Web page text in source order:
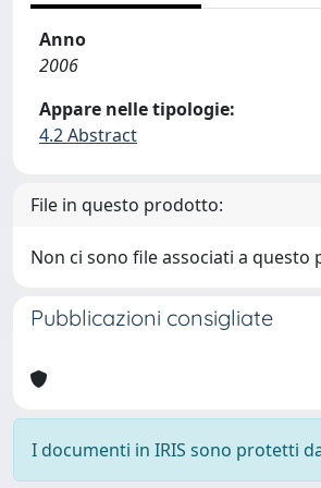
Anno
2006
Appare nelle tipologie:
4.2 Abstract
File in questo prodotto:
Non ci sono file associati a questo
Pubblicazioni consigliate
I documenti in IRIS sono protetti